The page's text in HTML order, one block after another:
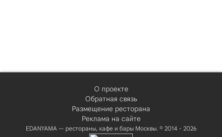
О проекте
Обратная связь
Размещение ресторана
Реклама на сайте
EDANYAMA — рестораны, кафе и бары Москвы. © 2014 - 2026